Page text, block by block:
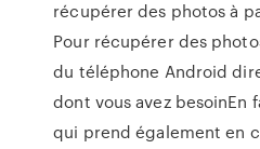
récupérer des photos à
Pour récupérer des
du téléphone Android
dont vous avez besoinEn
qui prend également en